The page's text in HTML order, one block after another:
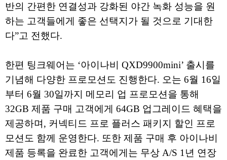
반의 간편한 연결성과 강화된 야간 녹화 성능을 원
하는 고객들에게 좋은 선택지가 될 것으로 기대한
다”고 전했다.
한편 팅크웨어는 ‘아이나비 QXD9900mini’ 출시를
기념해 다양한 프로모션도 진행한다. 오는 6월 16일
부터 6월 30일까지 메모리 업 프로모션을 통해
32GB 제품 구매 고객에게 64GB 업그레이드 혜택을
제공하며, 커넥티드 프로 플러스 패키지 할인 프로
모션도 함께 운영한다. 또한 제품 구매 후 아이나비
제품 등록을 완료한 고객에게는 무상 A/S 1년 연장